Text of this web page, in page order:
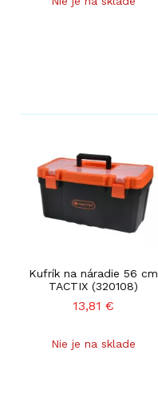
Kufrík na náradie 56 cm
TACTIX (320108)
13,81 €
Nie je na sklade